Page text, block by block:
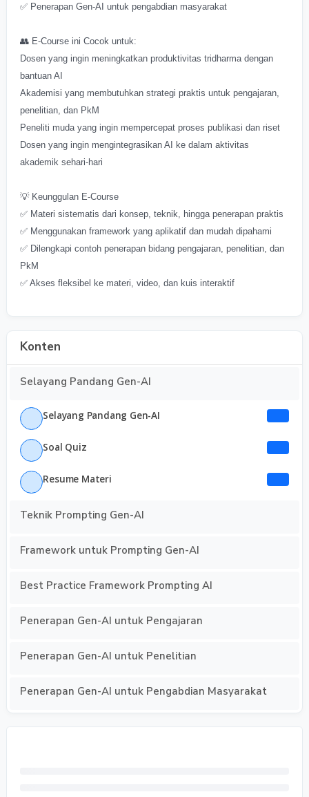
✅ Penerapan Gen-AI untuk pengabdian masyarakat
👥 E-Course ini Cocok untuk:
Dosen yang ingin meningkatkan produktivitas tridharma dengan
bantuan AI
Akademisi yang membutuhkan strategi praktis untuk pengajaran,
penelitian, dan PkM
Peneliti muda yang ingin mempercepat proses publikasi dan riset
Dosen yang ingin mengintegrasikan AI ke dalam aktivitas
akademik sehari-hari
💡 Keunggulan E-Course
✅ Materi sistematis dari konsep, teknik, hingga penerapan praktis
✅ Menggunakan framework yang aplikatif dan mudah dipahami
✅ Dilengkapi contoh penerapan bidang pengajaran, penelitian, dan
PkM
✅ Akses fleksibel ke materi, video, dan kuis interaktif
Konten
Selayang Pandang Gen-AI
Selayang Pandang Gen-AI
Soal Quiz
Resume Materi
Teknik Prompting Gen-AI
Framework untuk Prompting Gen-AI
Best Practice Framework Prompting AI
Penerapan Gen-AI untuk Pengajaran
Penerapan Gen-AI untuk Penelitian
Penerapan Gen-AI untuk Pengabdian Masyarakat